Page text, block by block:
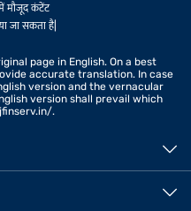
मौजूद कंटेंट
जा सकता है|
page in English. On a best
accurate translation. In case
version and the vernacular
version shall prevail which
.